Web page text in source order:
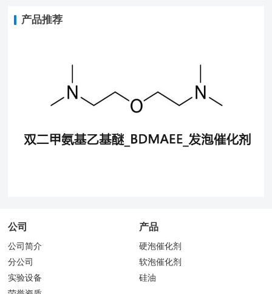
产品推荐
公司
公司简介
分公司
实验设备
产品
硬泡催化剂
软泡催化剂
硅油